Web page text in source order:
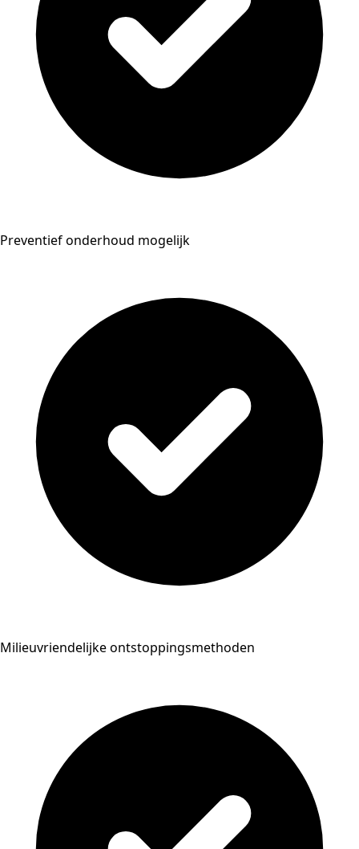
Preventief onderhoud mogelijk
Milieuvriendelijke ontstoppingsmethoden